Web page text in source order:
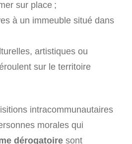
sur place ;
à un immeuble situé dans
artistiques ou
sur le territoire
intracommunautaires
morales qui
dérogatoire sont